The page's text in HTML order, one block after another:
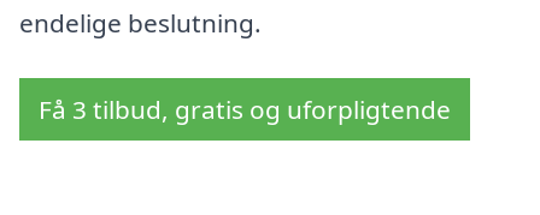
endelige beslutning.
Få 3 tilbud, gratis og uforpligtende